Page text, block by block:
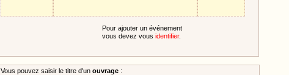
Pour ajouter un événement
vous devez vous identifier.
Vous pouvez saisir le titre d'un ouvrage :